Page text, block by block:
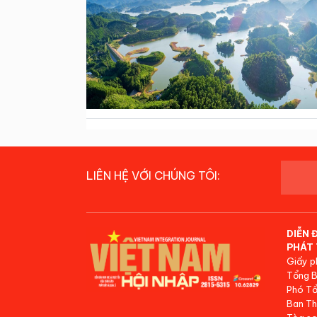
LIÊN HỆ VỚI CHÚNG TÔI:
DIỄN
PHÁT
Giấy
Tổng
Phó
Ban